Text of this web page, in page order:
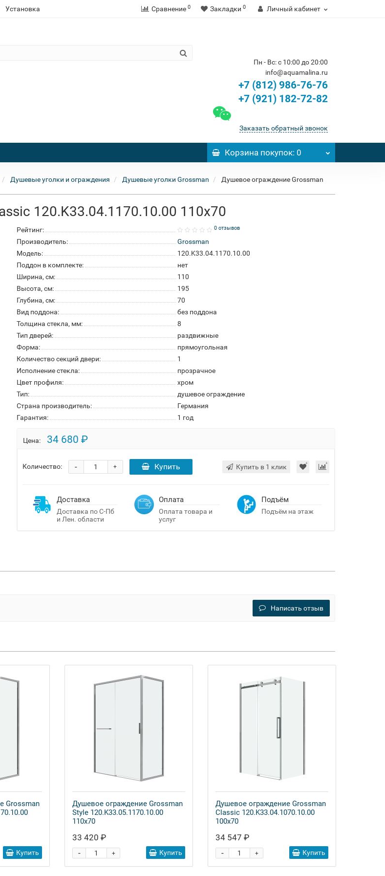
Установка Сравнение 0 Закладки 0 Личный кабинет
Пн - Вс: с 10:00 до 20:00
info@aquamalina.ru
+7 (812) 986-76-76
+7 (921) 182-72-82
Заказать обратный звонок
Корзинапокупок: 0
Душевые уголки и ограждения Душевые уголки Grossman
Душевое ограждение Grossman
120.K33.04.1170.10.00 110x70
Рейтинг: 0 отзывов
Производитель:
Grossman
Модель:
120.K33.04.1170.10.00
Поддон в комплекте:
нет
Ширина, см:
110
Высота, см:
195
Глубина, см:
70
Вид поддона:
без поддона
Толщина стекла, мм:
8
Тип дверей:
раздвижные
Форма:
прямоугольная
Количество секций двери:
1
Исполнение стекла:
прозрачное
Цвет профиля:
хром
Тип:
душевое ограждение
Страна производитель:
Германия
Гарантия:
1 год
Цена: 34 680 ₽
Количество: +
- Купить Купить в 1 клик
Доставка
Доставка по С-Пб
и Лен. области
Оплата
Оплата товара и
услуг
Подъём
Подъём на этаж
Написать отзыв
Grossman
Купить
Душевое ограждение Grossman
Style 120.K33.05.1170.10.00
110x70
33 420 ₽
+
- Купить
Душевое ограждение Grossman
Classic 120.K33.04.1070.10.00
100x70
34 547 ₽
+
- Купить